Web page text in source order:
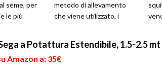
seme, per
le più
metodo di allevamento
che viene utilizzato, i
a Potattura Estendibile, 1.5-2.5 mt
Amazon a: 35€